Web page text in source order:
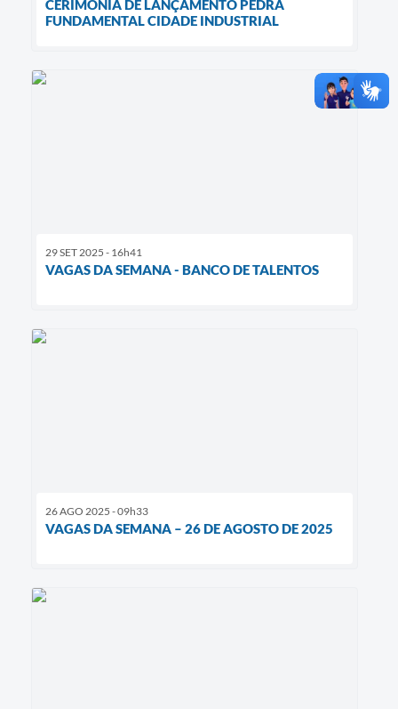
CERIMÔNIA DE LANÇAMENTO PEDRA
FUNDAMENTAL CIDADE INDUSTRIAL
29 SET 2025 - 16h41
VAGAS DA SEMANA - BANCO DE TALENTOS
26 AGO 2025 - 09h33
VAGAS DA SEMANA – 26 DE AGOSTO DE 2025